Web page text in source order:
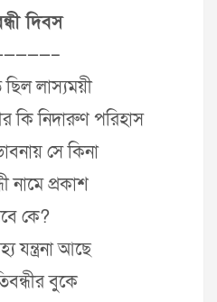
দিবস
লাস্যময়ী
কি নিদারুণ পরিহাস
সে কিনা
নামে প্রকাশ
কে?
যন্ত্রনা আছে
বুকে